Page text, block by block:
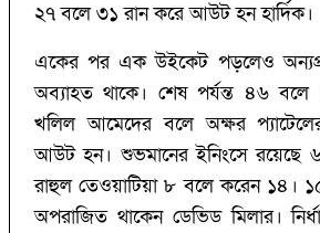
২৭ বলে ৩১ রান করে আউট হন হার্দিক।
একের পর এক উইকেট পড়লেও
অব্যাহত থাকে। শেষ পর্যন্ত ৪৬
খলিল আমেদের বলে অক্ষর
আউট হন। শুভমানের ইনিংসে রয়েছে
রাহুল তেওয়াটিয়া ৮ বলে করেন ১৪।
অপরাজিত থাকেন ডেভিড মিলার।